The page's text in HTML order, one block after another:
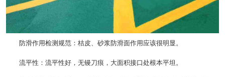
防滑作用检测规范：桔皮、砂浆防滑面作用应该很明显。
流平性：流平性好，无镘刀痕，大面积接口处根本平坦。